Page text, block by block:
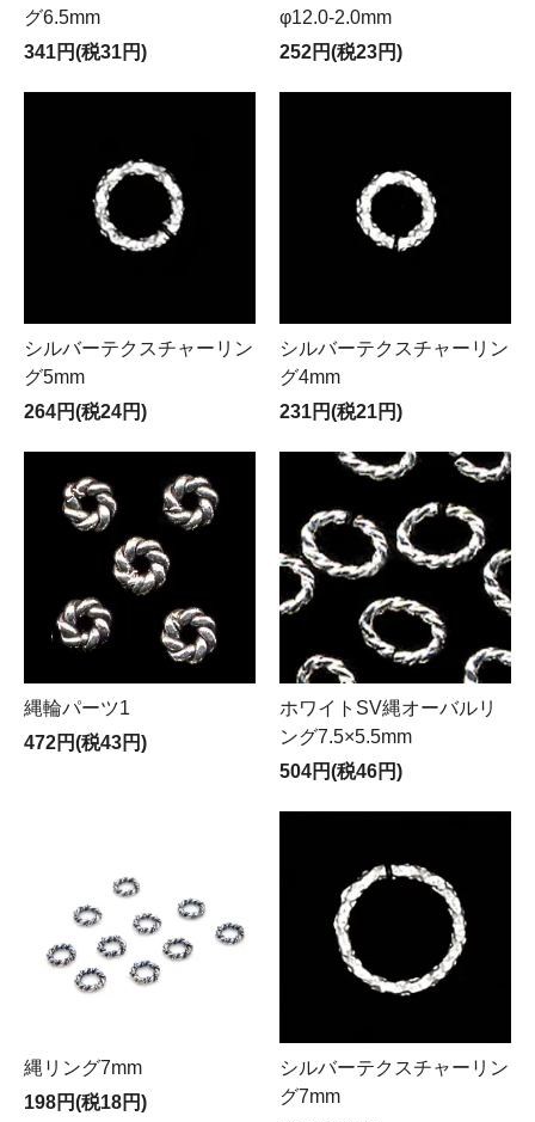
グ6.5mm
341円(税31円)
φ12.0-2.0mm
252円(税23円)
シルバーテクスチャーリン
グ5mm
264円(税24円)
シルバーテクスチャーリン
グ4mm
231円(税21円)
縄輪パーツ1
472円(税43円)
ホワイトSV縄オーバルリ
ング7.5×5.5mm
504円(税46円)
縄リング7mm
198円(税18円)
シルバーテクスチャーリン
グ7mm